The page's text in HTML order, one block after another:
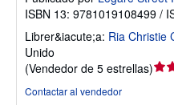
ISBN 13: 9781019108499 /
Librer&iacute;a: Ria Christie
Unido
(Vendedor de 5 estrellas)
Contactar al vendedor